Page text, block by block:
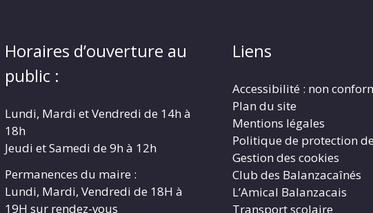
Horaires d’ouverture au
public :
Lundi, Mardi et Vendredi de 14h à
18h
Jeudi et Samedi de 9h à 12h
Permanences du maire :
Lundi, Mardi, Vendredi de 18H à
19H sur rendez-vous
Liens
Accessibilité : non
Plan du site
Mentions légales
Politique de protection
Gestion des cookies
Club des Balanzacaînés
L’Amical Balanzacais
Transport scolaire